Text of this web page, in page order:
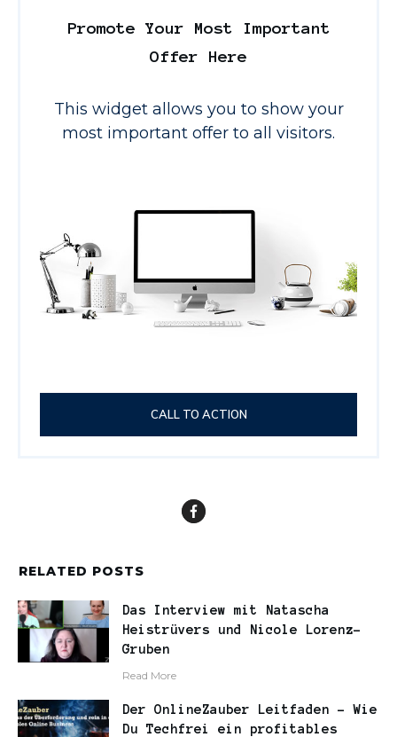
Promote Your Most Important
Offer Here
This widget allows you to show your
most important offer to all visitors.
CALL TO ACTION
RELATED POSTS
Das Interview mit Natascha
Heistrüvers und Nicole Lorenz-
Gruben
​Read More
Der OnlineZauber Leitfaden – Wie
Du Techfrei ein profitables